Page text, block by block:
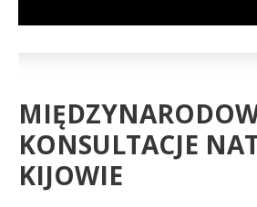
KONSULTACJE
KIJOWIE